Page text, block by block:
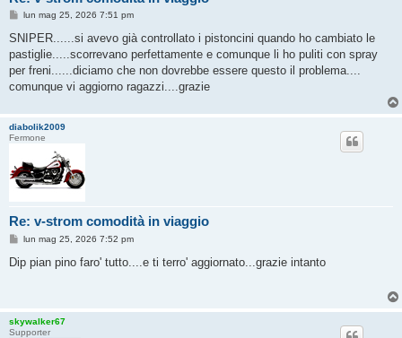
M
s
a
g
i
lun mag 25, 2026 7:51 pm
SNIPER......si avevo già controllato i pistoncini quando ho cambiato le
pastiglie.....scorrevano perfettamente e comunque li ho puliti con spray
per freni......diciamo che non dovrebbe essere questo il problema....
comunque vi aggiorno ragazzi....grazie
diabolik2009
Fermone
Re: v-strom comodità in viaggio
M
s
s
i
o
lun mag 25, 2026 7:52 pm
Dip pian pino faro' tutto....e ti terro' aggiornato...grazie intanto
skywalker67
Supporter